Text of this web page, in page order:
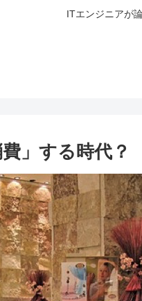
ITエンジニアが
」する時代？